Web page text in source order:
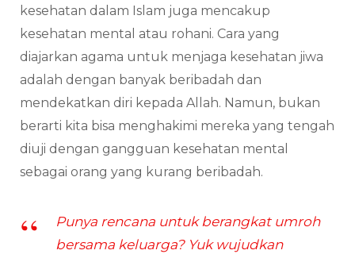
kesehatan dalam Islam juga mencakup
kesehatan mental atau rohani. Cara yang
diajarkan agama untuk menjaga kesehatan jiwa
adalah dengan banyak beribadah dan
mendekatkan diri kepada Allah. Namun, bukan
berarti kita bisa menghakimi mereka yang tengah
diuji dengan gangguan kesehatan mental
sebagai orang yang kurang beribadah.
Punya rencana untuk berangkat umroh
bersama keluarga? Yuk wujudkan